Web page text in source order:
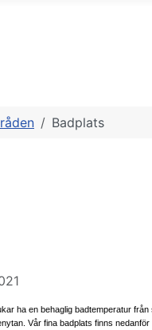
Badplats
ha en behaglig badtemperatur
Vår fina badplats finns nedanför